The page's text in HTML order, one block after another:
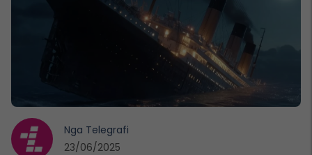
Nga Telegrafi
23/06/2025